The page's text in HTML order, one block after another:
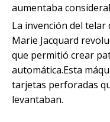
aumentaba
La invención del telar
Marie Jacquard
que permitió crear
automática.Esta
tarjetas perforadas
levantaban.